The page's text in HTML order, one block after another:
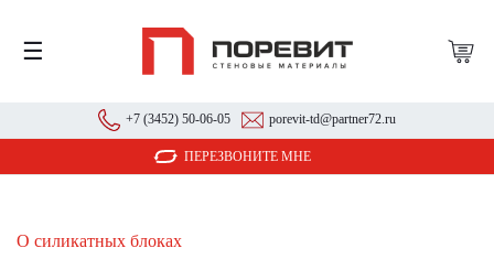
☰
+7 (3452) 50-06-05 porevit-td@partner72.ru
ПЕРЕЗВОНИТЕ МНЕ
О силикатных блоках